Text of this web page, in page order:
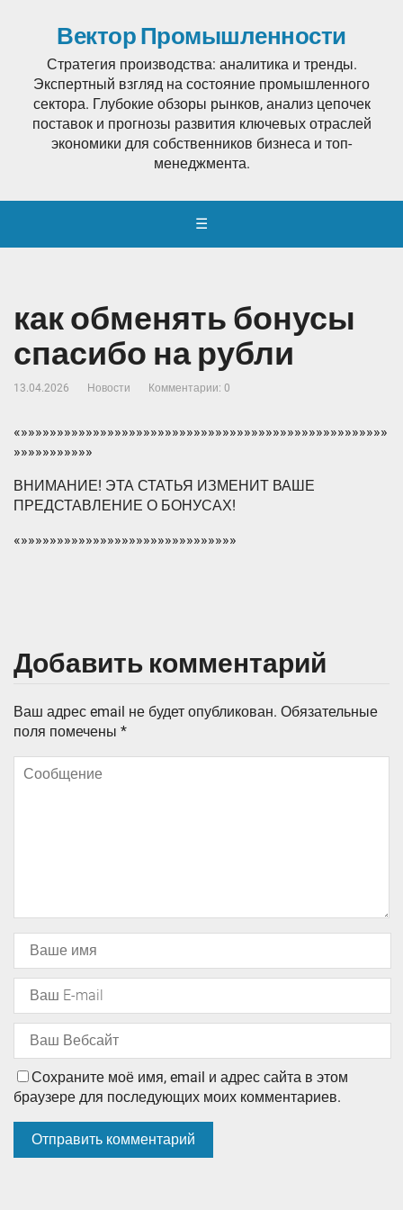
Вектор Промышленности
Стратегия производства: аналитика и тренды.
Экспертный взгляд на состояние промышленного
сектора. Глубокие обзоры рынков, анализ цепочек
поставок и прогнозы развития ключевых отраслей
экономики для собственников бизнеса и топ-
менеджмента.
☰
как обменять бонусы
спасибо на рубли
13.04.2026 Новости Комментарии: 0
«»»»»»»»»»»»»»»»»»»»»»»»»»»»»»»»»»»»»»»»»»»»»»»»»»»»
»»»»»»»»»»»
ВНИМАНИЕ! ЭТА СТАТЬЯ ИЗМЕНИТ ВАШЕ
ПРЕДСТАВЛЕНИЕ О БОНУСАХ!
«»»»»»»»»»»»»»»»»»»»»»»»»»»»»»»
Добавить комментарий
Ваш адрес email не будет опубликован. Обязательные
поля помечены *
Сохраните моё имя, email и адрес сайта в этом
браузере для последующих моих комментариев.